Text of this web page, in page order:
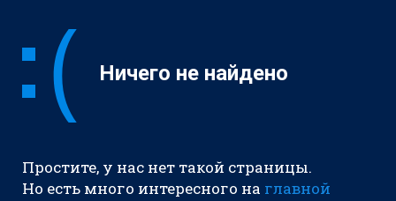
Ничего не найдено
Простите, у нас нет такой страницы.
Но есть много интересного на главной